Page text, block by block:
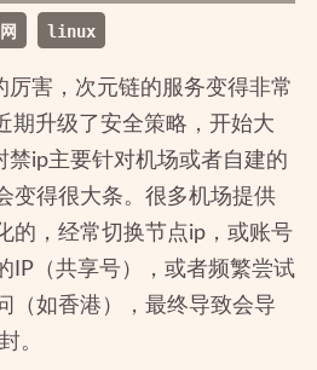
linux
厉害，次元链的服务变得非常
期升级了安全策略，开始大
禁ip主要针对机场或者自建的
变得很大条。很多机场提供
的，经常切换节点ip，或账号
IP（共享号），或者频繁尝试
（如香港），最终导致会导
。